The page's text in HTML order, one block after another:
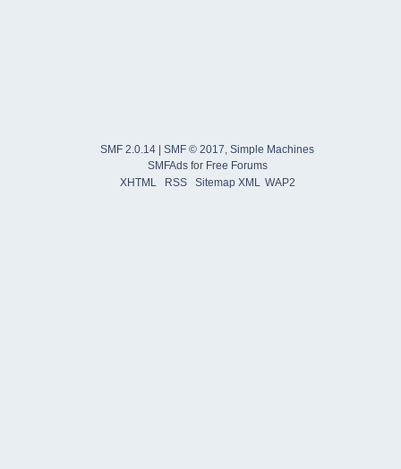
SMF 2.0.14 SMF © 2017 Simple Machines
SMFAdsfor Free Forums
XHTML
RSS Sitemap XML WAP2